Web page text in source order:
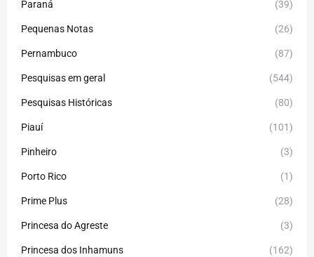
Paraná (39)
Pequenas Notas (26)
Pernambuco (87)
Pesquisas em geral (544)
Pesquisas Históricas (80)
Piauí (101)
Pinheiro (3)
Porto Rico (1)
Prime Plus (28)
Princesa do Agreste (3)
Princesa dos Inhamuns (162)